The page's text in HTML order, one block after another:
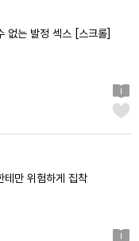
없는 발정 섹스 [스크롤]
테만 위험하게 집착